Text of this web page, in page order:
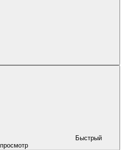
Быстрый
просмотр